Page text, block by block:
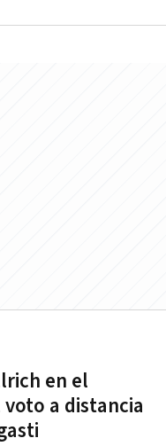
en el
a distancia